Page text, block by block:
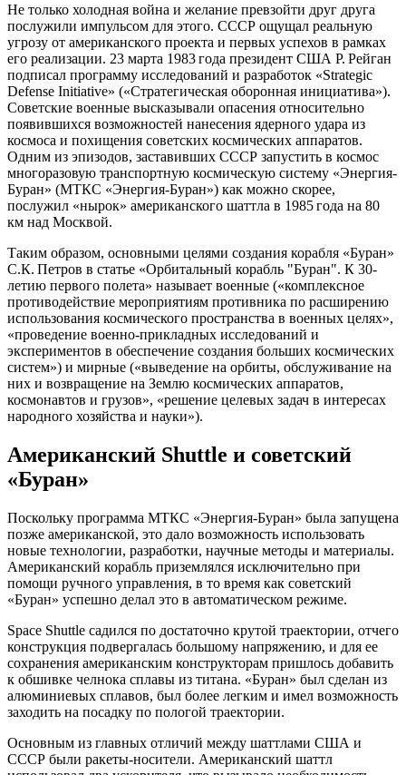
Не только холодная война и желание превзойти друг друга
послужили импульсом для этого. СССР ощущал реальную
угрозу от американского проекта и первых успехов в рамках
его реализации. 23 марта 1983 года президент США Р. Рейган
подписал программу исследований и разработок «Strategic
Defense Initiative» («Стратегическая оборонная инициатива»).
Советские военные высказывали опасения относительно
появившихся возможностей нанесения ядерного удара из
космоса и похищения советских космических аппаратов.
Одним из эпизодов, заставивших СССР запустить в космос
многоразовую транспортную космическую систему «Энергия-
Буран» (МТКС «Энергия-Буран») как можно скорее,
послужил «нырок» американского шаттла в 1985 года на 80
км над Москвой.
Таким образом, основными целями создания корабля «Буран»
С.К. Петров в статье «Орбитальный корабль "Буран". К 30-
летию первого полета» называет военные («комплексное
противодействие мероприятиям противника по расширению
использования космического пространства в военных целях»,
«проведение военно-прикладных исследований и
экспериментов в обеспечение создания больших космических
систем») и мирные («выведение на орбиты, обслуживание на
них и возвращение на Землю космических аппаратов,
космонавтов и грузов», «решение целевых задач в интересах
народного хозяйства и науки»).
Американский Shuttle и советский
«Буран»
Поскольку программа МТКС «Энергия-Буран» была запущена
позже американской, это дало возможность использовать
новые технологии, разработки, научные методы и материалы.
Американский корабль приземлялся исключительно при
помощи ручного управления, в то время как советский
«Буран» успешно делал это в автоматическом режиме.
Space Shuttle садился по достаточно крутой траектории, отчего
конструкция подвергалась большому напряжению, и для ее
сохранения американским конструкторам пришлось добавить
к обшивке челнока сплавы из титана. «Буран» был сделан из
алюминиевых сплавов, был более легким и имел возможность
заходить на посадку по пологой траектории.
Основным из главных отличий между шаттлами США и
СССР были ракеты-носители. Американский шаттл